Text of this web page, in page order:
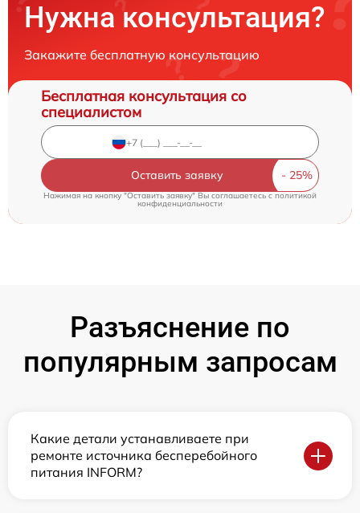
Нужна консультация?
Закажите бесплатную консультацию
Бесплатная консультация со
специалистом
Оставить заявку
Нажимая на кнопку "Оставить заявку" Вы соглашаетесь c политикой
конфиденциальности
Разъяснение по
популярным запросам
Какие детали устанавливаете при
ремонте источника бесперебойного
питания INFORM?